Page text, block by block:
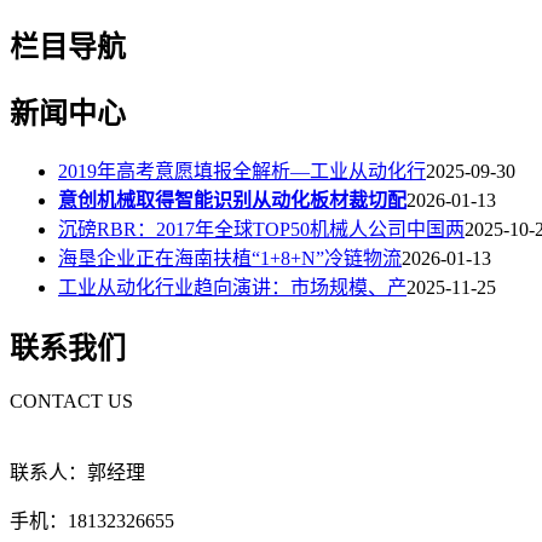
栏目导航
新闻中心
2019年高考意愿填报全解析—工业从动化行2025-09-30
意创机械取得智能识别从动化板材裁切配2026-01-13
沉磅RBR：2017年全球TOP50机械人公司中国两2025-10-
海垦企业正在海南扶植“1+8+N”冷链物流2026-01-13
工业从动化行业趋向演讲：市场规模、产2025-11-25
联系我们
CONTACT US
联系人：郭经理
手机：18132326655